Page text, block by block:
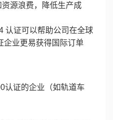
源浪费，降低生产成
认证可以帮助公司在全球
企业更易获得国际订单
认证的企业（如轨道车